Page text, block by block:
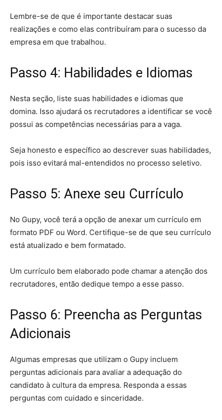
Lembre-se de que é importante destacar suas
realizações e como elas contribuíram para o sucesso da
empresa em que trabalhou.
Passo 4: Habilidades e Idiomas
Nesta seção, liste suas habilidades e idiomas que
domina. Isso ajudará os recrutadores a identificar se você
possui as competências necessárias para a vaga.
Seja honesto e específico ao descrever suas habilidades,
pois isso evitará mal-entendidos no processo seletivo.
Passo 5: Anexe seu Currículo
No Gupy, você terá a opção de anexar um currículo em
formato PDF ou Word. Certifique-se de que seu currículo
está atualizado e bem formatado.
Um currículo bem elaborado pode chamar a atenção dos
recrutadores, então dedique tempo a esse passo.
Passo 6: Preencha as Perguntas
Adicionais
Algumas empresas que utilizam o Gupy incluem
perguntas adicionais para avaliar a adequação do
candidato à cultura da empresa. Responda a essas
perguntas com cuidado e sinceridade.